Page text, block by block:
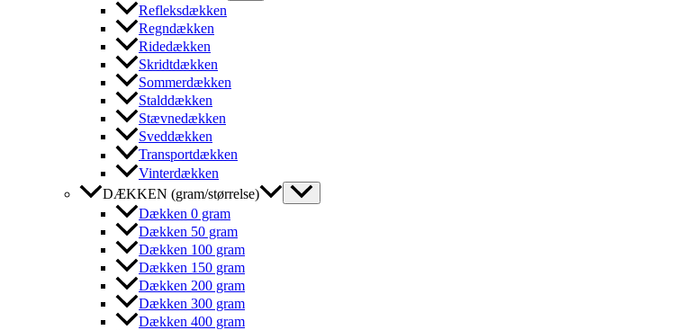
Refleksdækken
Regndækken
Ridedækken
Skridtdækken
Sommerdækken
Stalddækken
Stævnedækken
Sveddækken
Transportdækken
Vinterdækken
DÆKKEN (gram/størrelse)
Dækken 0 gram
Dækken 50 gram
Dækken 100 gram
Dækken 150 gram
Dækken 200 gram
Dækken 300 gram
Dækken 400 gram